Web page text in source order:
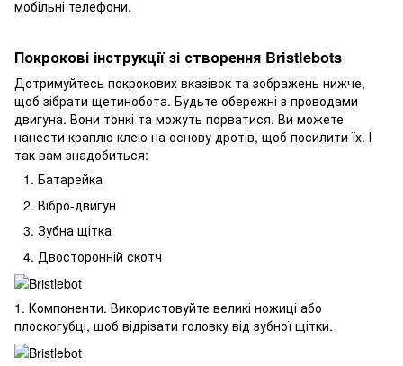
мобільні телефони.
Покрокові інструкції зі створення Bristlebots
Дотримуйтесь покрокових вказівок та зображень нижче,
щоб зібрати щетинобота. Будьте обережні з проводами
двигуна. Вони тонкі та можуть порватися. Ви можете
нанести краплю клею на основу дротів, щоб посилити їх. І
так вам знадобиться:
Батарейка
Вібро-двигун
Зубна щітка
Двосторонній скотч
1. Компоненти. Використовуйте великі ножиці або
плоскогубці, щоб відрізати головку від зубної щітки.